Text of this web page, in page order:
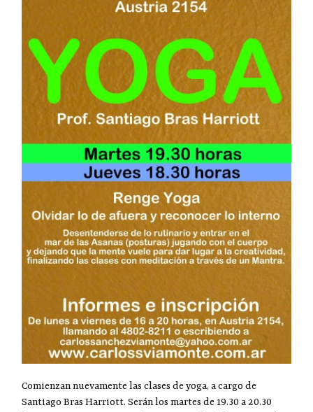
Comienzan nuevamente las clases de yoga, a cargo de
Santiago Bras Harriott. Serán los martes de 19.30 a 20.30